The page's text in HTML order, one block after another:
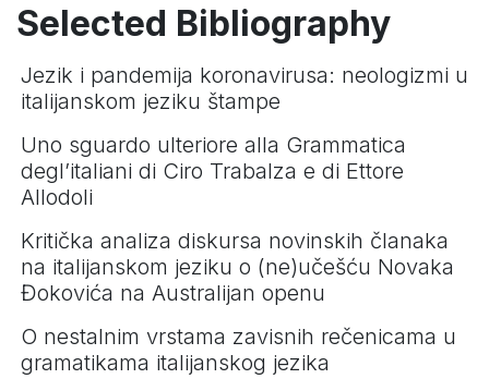
Selected Bibliography
Jezik i pandemija koronavirusa: neologizmi u
italijanskom jeziku štampe
Uno sguardo ulteriore alla Grammatica
degl’italiani di Ciro Trabalza e di Ettore
Allodoli
Kritička analiza diskursa novinskih članaka
na italijanskom jeziku o (ne)učešću Novaka
Đokovića na Australijan openu
O nestalnim vrstama zavisnih rečenicama u
gramatikama italijanskog jezika